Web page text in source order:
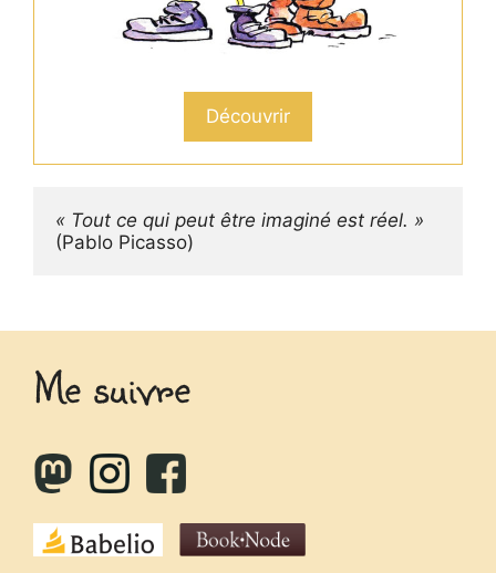
Découvrir
« Tout ce qui peut être imaginé est réel. »
(Pablo Picasso)
Me suivre